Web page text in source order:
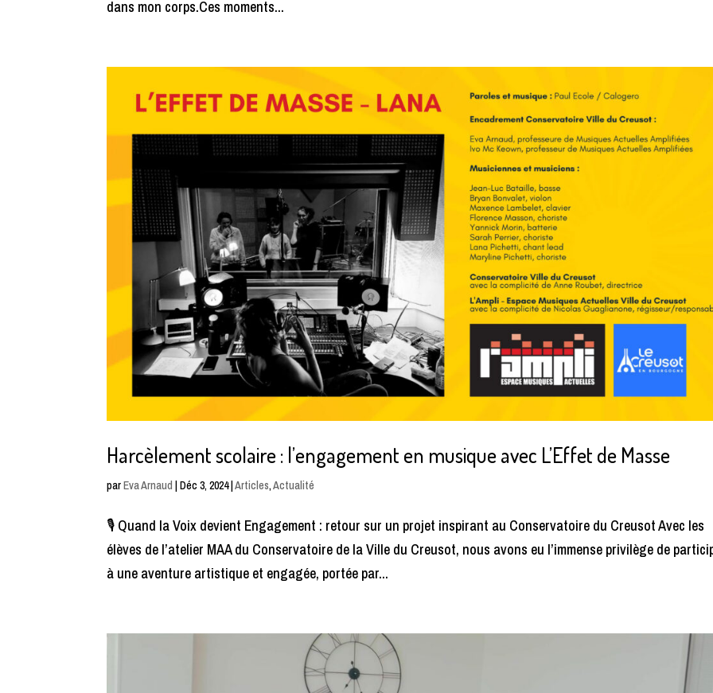
dans mon corps.Ces moments...
Harcèlement scolaire : l’engagement en musique avec L’Effet de Masse
parEva Arnaud |Déc 3, 2024|Articles,Actualité
🎙️ Quand la Voix devient Engagement : retour sur un projet inspirant au Conservatoire du Creusot Avec les
élèves de l’atelier MAA du Conservatoire de la Ville du Creusot, nous avons eu l’immense privilège de
à une aventure artistique et engagée, portée par...